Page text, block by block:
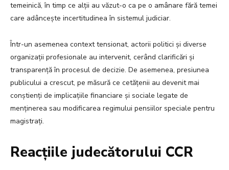
temeinică, în timp ce alții au văzut-o ca pe o amânare fără temei
care adâncește incertitudinea în sistemul judiciar.
Într-un asemenea context tensionat, actorii politici și diverse
organizații profesionale au intervenit, cerând clarificări și
transparență în procesul de decizie. De asemenea, presiunea
publicului a crescut, pe măsură ce cetățenii au devenit mai
conștienți de implicațiile financiare și sociale legate de
menținerea sau modificarea regimului pensiilor speciale pentru
magistrați.
Reacțiile judecătorului CCR